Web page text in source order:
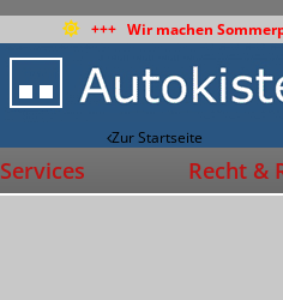
+++ Wir machen
Zur Startseite
Services Recht &